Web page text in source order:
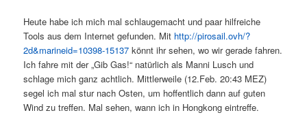
Heute habe ich mich mal schlaugemacht und paar hilfreiche
Tools aus dem Internet gefunden. Mit http://pirosail.ovh/?
2d&marineid=10398-15137 könnt ihr sehen, wo wir gerade fahren.
Ich fahre mit der „Gib Gas!“ natürlich als Manni Lusch und
schlage mich ganz achtlich. Mittlerweile (12.Feb. 20:43 MEZ)
segel ich mal stur nach Osten, um hoffentlich dann auf guten
Wind zu treffen. Mal sehen, wann ich in Hongkong eintreffe.